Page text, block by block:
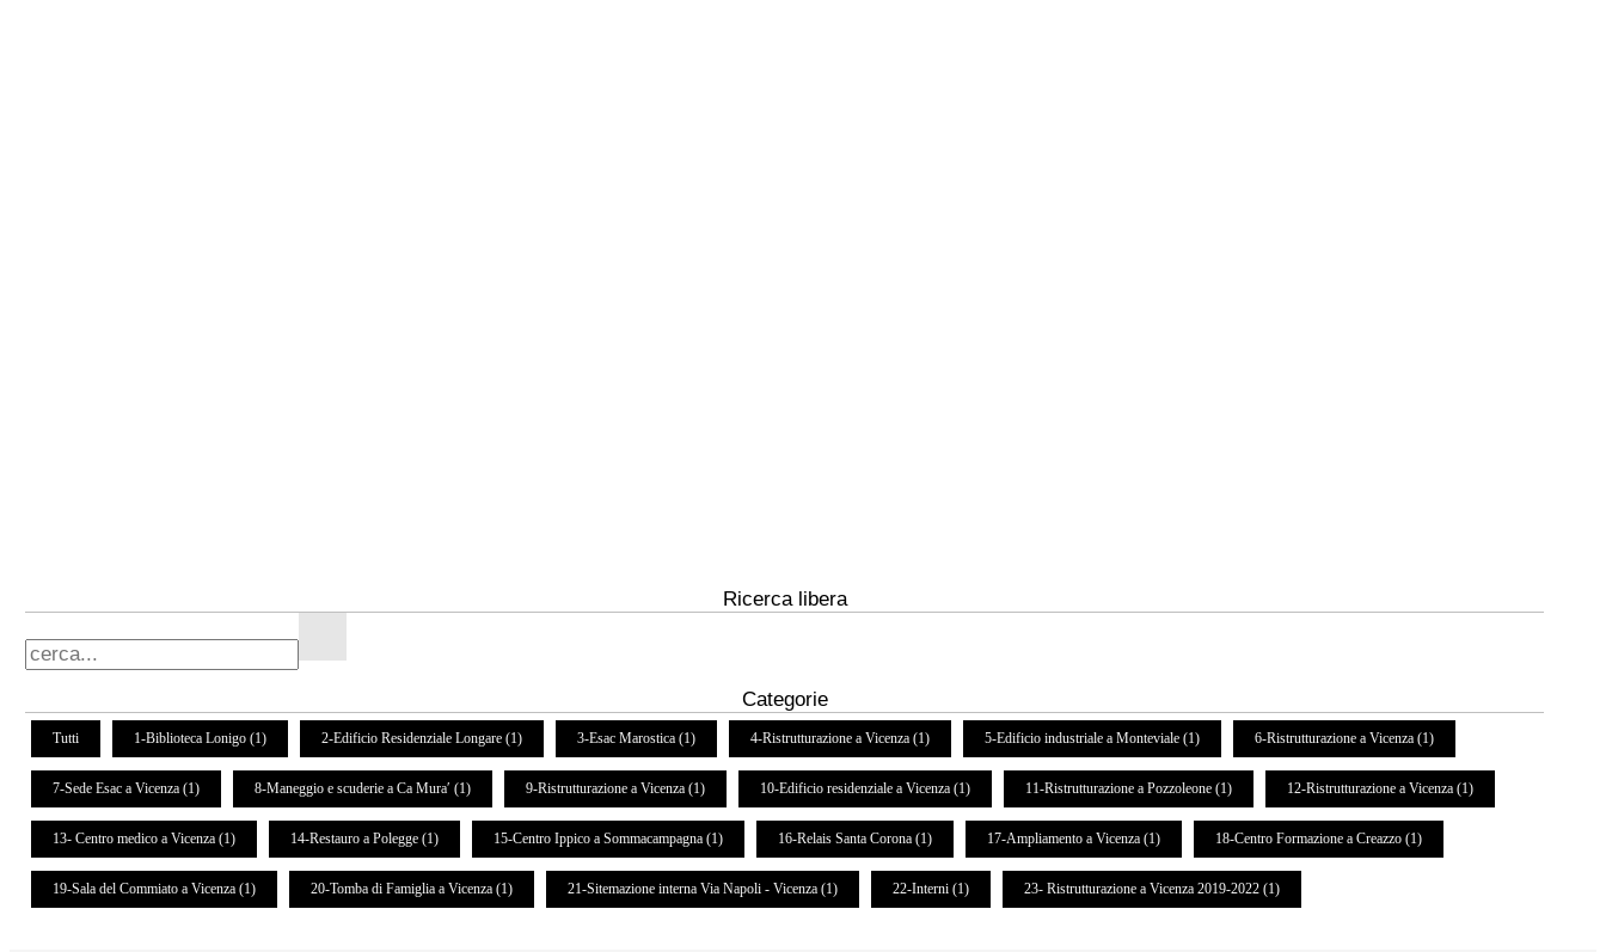
Ricerca libera
Categorie
Tutti 1-Biblioteca Lonigo (1) 2-Edificio Residenziale Longare (1) 3-Esac Marostica (1) 4-Ristrutturazione a Vicenza (1) 5-Edificio industriale a Monteviale (1) 6-Ristrutturazione a Vicenza (1)
7-Sede Esac a Vicenza (1) 8-Maneggio e scuderie a Ca Mura′ (1) 9-Ristrutturazione a Vicenza (1) 10-Edificio residenziale a Vicenza (1) 11-Ristrutturazione a Pozzoleone (1) 12-Ristrutturazione a Vicenza (1)
13- Centro medico a Vicenza (1) 14-Restauro a Polegge (1) 15-Centro Ippico a Sommacampagna (1) 16-Relais Santa Corona (1) 17-Ampliamento a Vicenza (1) 18-Centro Formazione a Creazzo (1)
19-Sala del Commiato a Vicenza (1) 20-Tomba di Famiglia a Vicenza (1) 21-Sitemazione interna Via Napoli - Vicenza (1) 22-Interni (1) 23- Ristrutturazione a Vicenza 2019-2022 (1)